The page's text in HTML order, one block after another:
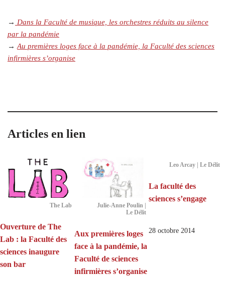
→ Dans la Faculté de musique, les orchestres réduits au silence
par la pandémie
→Au premières loges face à la pandémie, la Faculté des sciences
infirmières s’organise
Articles en lien
The Lab
Ouverture de The
Lab : la Faculté des
sciences inaugure
son bar
Julie-Anne Poulin |
Le Délit
Aux premières loges
face à la pandémie, la
Faculté de sciences
infirmières s’organise
Leo Arcay | Le Délit
La faculté des
sciences s’engage
28 octobre 2014